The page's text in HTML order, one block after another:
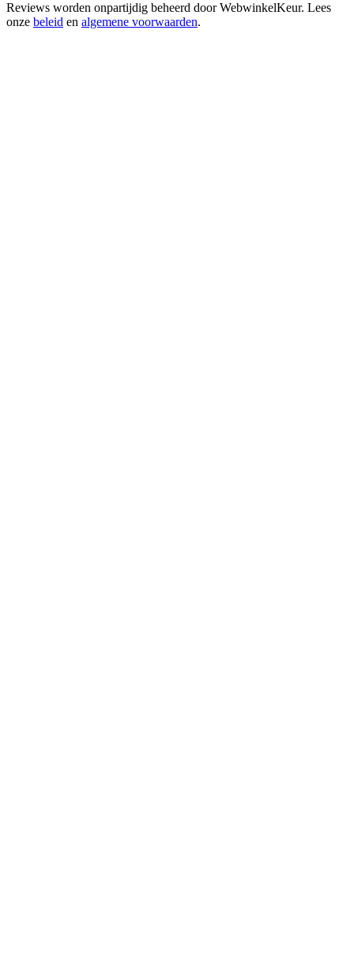
Reviews worden onpartijdig beheerd doorWebwinkelKeur. Lees
onze beleid en algemene voorwaarden.